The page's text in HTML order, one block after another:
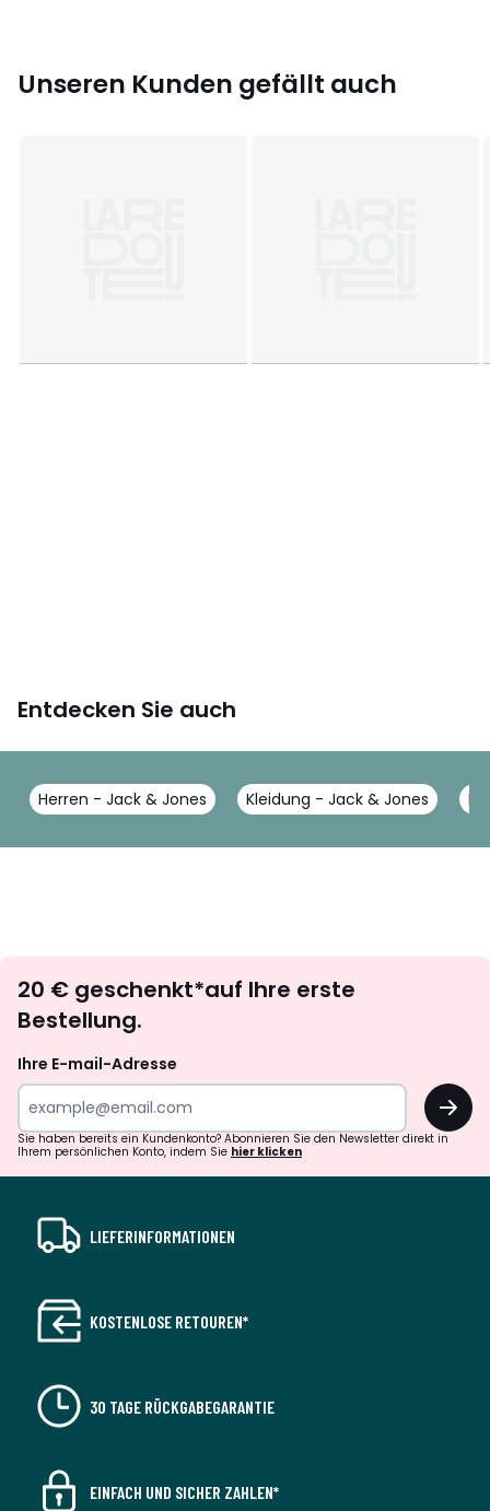
Unseren Kunden gefällt auch
Entdecken Sie auch
Herren - Jack & Jones Kleidung - Jack & Jones
abonnieren
20 € geschenkt*auf Ihre erste
Bestellung.
Ihre E-mail-Adresse
OK
Sie haben bereits ein Kundenkonto? Abonnieren Sie den Newsletter direkt in
Ihrem persönlichen Konto, indem Sie hier klicken
LIEFERINFORMATIONEN
KOSTENLOSE RETOUREN*
30 TAGE RÜCKGABEGARANTIE
EINFACH UND SICHER ZAHLEN*